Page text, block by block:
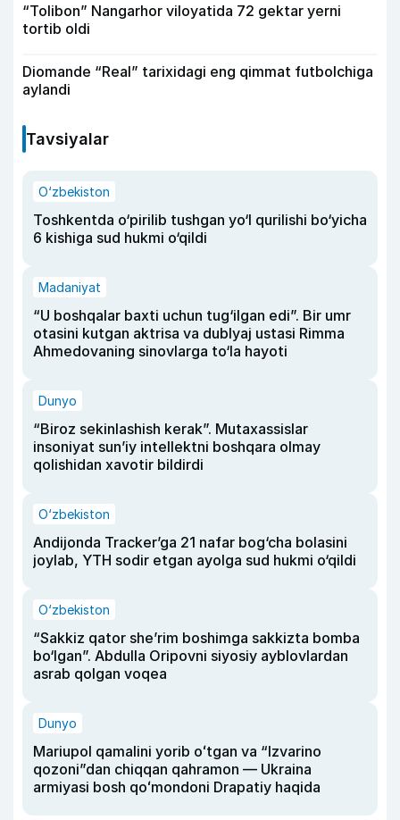
“Tolibon” Nangarhor viloyatida 72 gektar yerni
tortib oldi
Diomande “Real” tarixidagi eng qimmat futbolchiga
aylandi
Tavsiyalar
O‘zbekiston
Toshkentda o‘pirilib tushgan yo‘l qurilishi bo‘yicha
6 kishiga sud hukmi o‘qildi
Madaniyat
“U boshqalar baxti uchun tug‘ilgan edi”. Bir umr
otasini kutgan aktrisa va dublyaj ustasi Rimma
Ahmedovaning sinovlarga to‘la hayoti
Dunyo
“Biroz sekinlashish kerak”. Mutaxassislar
insoniyat sun’iy intellektni boshqara olmay
qolishidan xavotir bildirdi
O‘zbekiston
Andijonda Tracker’ga 21 nafar bog‘cha bolasini
joylab, YTH sodir etgan ayolga sud hukmi o‘qildi
O‘zbekiston
“Sakkiz qator she’rim boshimga sakkizta bomba
bo‘lgan”. Abdulla Oripovni siyosiy ayblovlardan
asrab qolgan voqea
Dunyo
Mariupol qamalini yorib oʻtgan va “Izvarino
qozoni”dan chiqqan qahramon — Ukraina
armiyasi bosh qoʻmondoni Drapatiy haqida